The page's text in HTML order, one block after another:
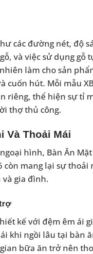
các đường nét, độ
và việc sử dụng gỗ
làm cho sản
cuốn hút. Mỗi mẫu
riêng, thể hiện sự tỉ
thợ thủ công.
Và Thoải Mái
hình, Bàn Ăn
còn mang lại sự thoải
gia đình.
kế với đệm êm ái
khi ngồi lâu tại bàn
bữa ăn trở nên